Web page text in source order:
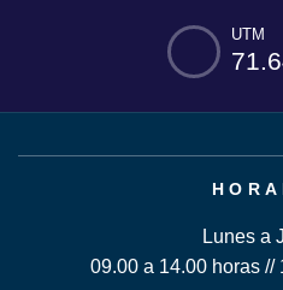
UTM
Lunes a
09.00 a 14.00 horas //